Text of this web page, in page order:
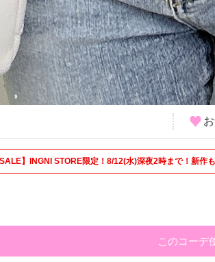
SALE】INGNI STORE限定！8/12(水)深夜2時まで！新作
このコーデ